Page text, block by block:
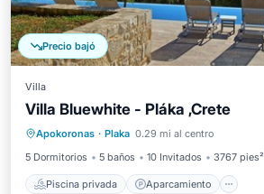
Precio bajó
Villa
Villa Bluewhite - Pláka ,Crete
Apokoronas · Plaka 0.29 mi al centro
5 Dormitorios
5 baños 10 Invitados 3767 pies²
Piscina privada Aparcamiento
Piscina privada
Aparcamiento
Piscina
Balcón/Terraza